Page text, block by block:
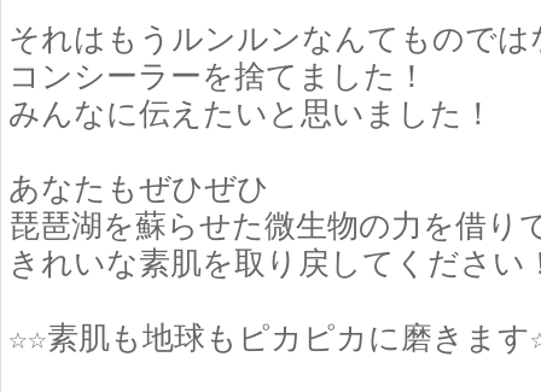
それはもうルンルンなんてものでは
コンシーラーを捨てました！
みんなに伝えたいと思いました！
あなたもぜひぜひ
琵琶湖を蘇らせた微生物の力を借り
きれいな素肌を取り戻してください
☆☆素肌も地球もピカピカに磨きま